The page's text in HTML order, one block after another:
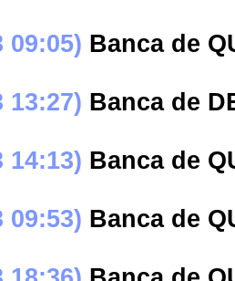
09:05) Banca de
13:27) Banca de
14:13) Banca de
09:53) Banca de